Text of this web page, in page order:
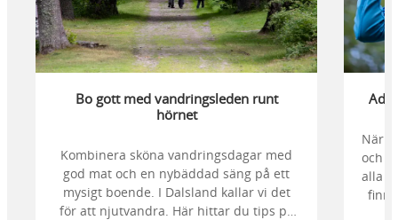
Bo gott med vandringsleden runt
hörnet
Kombinera sköna vandringsdagar med
god mat och en nybäddad säng på ett
mysigt boende. I Dalsland kallar vi det
för att njutvandra. Här hittar du tips på
När
och
alla